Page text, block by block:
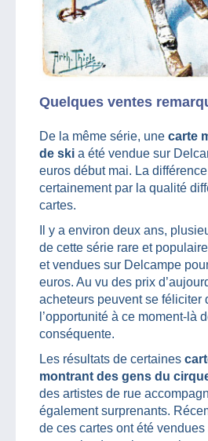
Quelques ventes
De la même série, une carte
de ski a été vendue sur
euros début mai. La
certainement par la qualité
cartes.
Il y a environ deux ans,
de cette série rare et
et vendues sur Delcampe
euros. Au vu des prix
acheteurs peuvent se féliciter
l’opportunité à ce moment-là
conséquente.
Les résultats de certaines
montrant des gens du
des artistes de rue
également surprenants.
de ces cartes ont été